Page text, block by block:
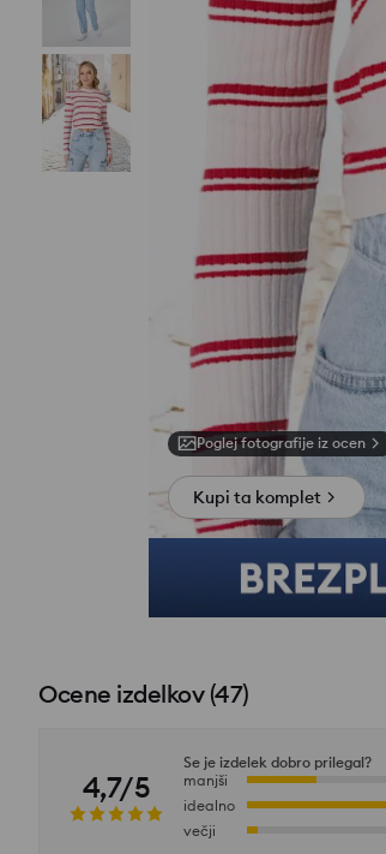
Poglej fotografije iz ocen
Kupi ta komplet
Ocene izdelkov(47)
4,7/5
Se je izdelek dobro prilegal?
manjši
idealno
večji